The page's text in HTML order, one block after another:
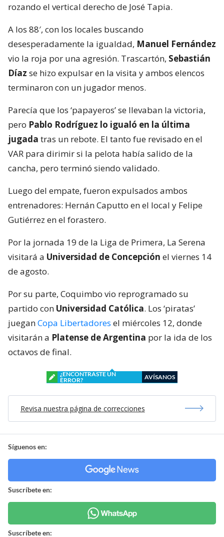
rozando el vertical derecho de José Tapia.
A los 88′, con los locales buscando
desesperadamente la igualdad, Manuel Fernández
vio la roja por una agresión. Trascartón, Sebastián
Díaz se hizo expulsar en la visita y ambos elencos
terminaron con un jugador menos.
Parecía que los ‘papayeros’ se llevaban la victoria,
pero Pablo Rodríguez lo igualó en la última
jugada tras un rebote. El tanto fue revisado en el
VAR para dirimir si la pelota había salido de la
cancha, pero terminó siendo validado.
Luego del empate, fueron expulsados ambos
entrenadores: Hernán Caputto en el local y Felipe
Gutiérrez en el forastero.
Por la jornada 19 de la Liga de Primera, La Serena
visitará a Universidad de Concepción el viernes 14
de agosto.
Por su parte, Coquimbo vio reprogramado su
partido con Universidad Católica. Los ‘piratas’
jueganCopa Libertadores el miércoles 12, donde
visitarán a Platense de Argentina por la ida de los
octavos de final.
¿ENCONTRASTE UN
ERROR?
AVÍSANOS
Revisa nuestra página de correcciones
Síguenos en:
Suscríbete en:
Suscríbete en: